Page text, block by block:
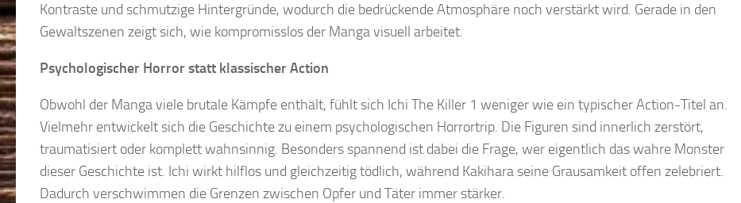
Kontraste und schmutzige Hintergründe, wodurch die bedrückende Atmosphäre noch verstärkt wird. Gerade in den
Gewaltszenen zeigt sich, wie kompromisslos der Manga visuell arbeitet.
Psychologischer Horror statt klassischer Action
Obwohl der Manga viele brutale Kämpfe enthält, fühlt sich Ichi The Killer 1 weniger wie ein typischer Action-Titel an.
Vielmehr entwickelt sich die Geschichte zu einem psychologischen Horrortrip. Die Figuren sind innerlich zerstört,
traumatisiert oder komplett wahnsinnig. Besonders spannend ist dabei die Frage, wer eigentlich das wahre Monster
dieser Geschichte ist. Ichi wirkt hilflos und gleichzeitig tödlich, während Kakihara seine Grausamkeit offen zelebriert.
Dadurch verschwimmen die Grenzen zwischen Opfer und Täter immer stärker.